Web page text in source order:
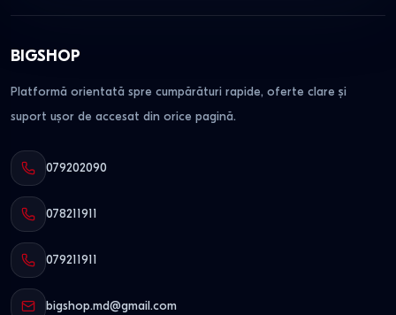
BIGSHOP
Platformă orientată spre cumpărături rapide, oferte clare și
suport ușor de accesat din orice pagină.
079202090
078211911
079211911
bigshop.md@gmail.com